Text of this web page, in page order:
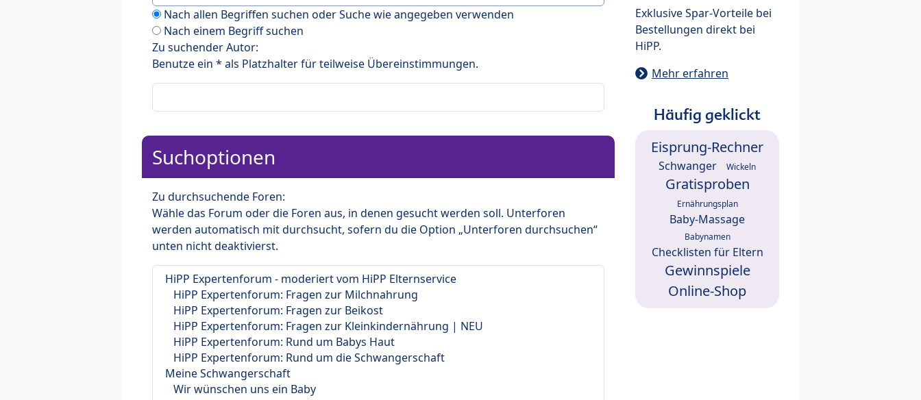
Nach allen Begriffen suchen oder Suche wie angegeben verwenden
Nach einem Begriff suchen
Zu suchender Autor:
Benutze ein * als Platzhalter für teilweise Übereinstimmungen.
Suchoptionen
Zu durchsuchende Foren:
Wähle das Forum oder die Foren aus, in denen gesucht werden soll. Unterforen
werden automatisch mit durchsucht, sofern du die Option „Unterforen durchsuchen“
unten nicht deaktivierst.
Exklusive Spar-Vorteile bei
Bestellungen direkt bei
HiPP.
Mehr erfahren
Häufig geklickt
Eisprung-Rechner
Schwanger Wickeln
Gratisproben
Ernährungsplan
Baby-Massage
Babynamen
Checklisten für Eltern
Gewinnspiele
Online-Shop